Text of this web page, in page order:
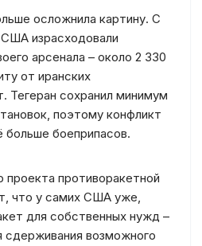
осложнила картину. С
израсходовали
арсенала – около 2 330
от иранских
Тегеран сохранил минимум
поэтому конфликт
боеприпасов.
противоракетной
что у самих США уже,
для собственных нужд –
сдерживания возможного